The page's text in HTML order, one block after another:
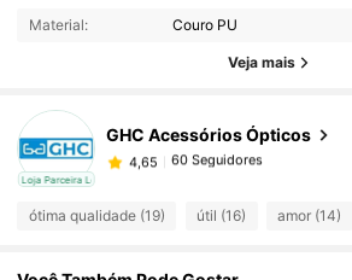
Material: Couro PU
Veja mais
Loja Parceira Local
GHC Acessórios Ópticos
4,65 60 Seguidores
ótima qualidade (19) útil (16) amor (14)